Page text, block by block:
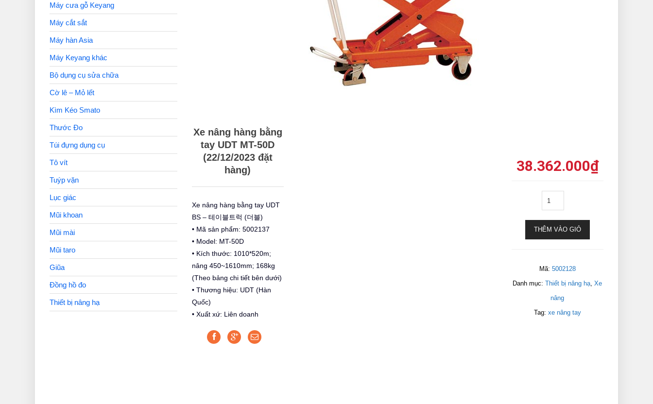
Xe nâng hàng bằng
tay UDT MT-50D
(22/12/2023 đặt
hàng)
Xe nâng hàng bằng tay UDT
BS – 테이블트럭 (더블)
• Mã sản phẩm: 5002137
• Model: MT-50D
• Kích thước: 1010*520m;
nâng 450~1610mm; 168kg
(Theo bảng chi tiết bên dưới)
• Thương hiệu: UDT (Hàn
Quốc)
• Xuất xứ: Liên doanh
38.362.000₫
THÊM VÀO GIỎ
Mã: 5002128
Danh mục:Thiết bị nâng hạ,Xe
nâng
Tag: xe nâng tay
Máy cưa gỗ Keyang
Máy cắt sắt
Máy hàn Asia
Máy Keyang khác
Bộ dụng cụ sửa chữa
Cờ lê – Mỏ lết
Kìm Kéo Smato
Thước Đo
Túi đựng dụng cụ
Tô vít
Tuýp vặn
Lục giác
Mũi khoan
Mũi mài
Mũi taro
Giũa
Đồng hồ đo
Thiết bị nâng hạ